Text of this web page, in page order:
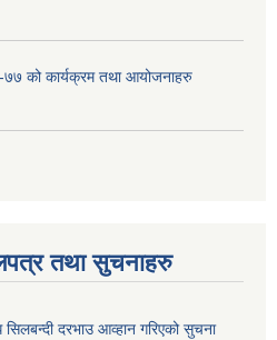
को कार्यक्रम तथा आयोजनाहरु
तथा सुचनाहरु
दरभाउ आव्हान गरिएको सुचना